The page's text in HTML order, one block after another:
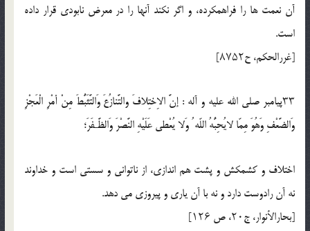
آن نعمت ها را فراهمكرده، و اگر نكند آنها را در معرض نابودى قرار داده
است.
[غررالحكم، ح۸۷۵۲]
۳۳پيامبر صلي الله عليه و آله : إنَّ الاِختِلافَ والتَّنازُعَ وَالتَّثَبُّطَ مِنْ أمْرِ الْعَجْزِ
وَالضَّعْفِ وَهُوَ مِمّا لايُحِبُّهُ اللّه ُ وَلا يُعْطى عَلَيْهِ النَّصْرَ وَالظَّـفَرَ؛
اختلاف و كشمكش و پشت هم اندازى، از ناتوانى و سستى است و خداوند
نه آن رادوست دارد و نه با آن يارى و پيروزى مى دهد.
[بحارالأنوار، ج۲۰، ص ۱۲۶]